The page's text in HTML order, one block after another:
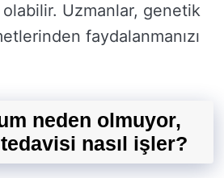
olabilir. Uzmanlar, genetik
faydalanmanızı
neden olmuyor,
nasıl işler?